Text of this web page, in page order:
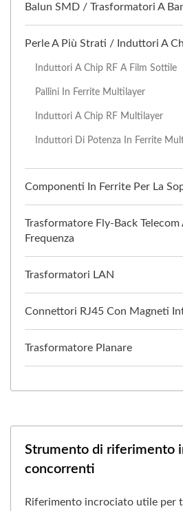
Balun SMD / Trasformatori A
Perle A Più Strati / Induttori A
Induttori A Chip RF A Film Sottile
Pallini In Ferrite Multilayer
Induttori A Chip RF Multilayer
Induttori Di Potenza In Ferrite
Componenti In Ferrite Per La
Trasformatore Fly-Back Telecom
Frequenza
Trasformatori LAN
Connettori RJ45 Con Magneti
Trasformatore Planare
Strumento di riferimento
concorrenti
Riferimento incrociato utile per